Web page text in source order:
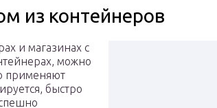
из контейнеров
и магазинах с
можно
применяют
быстро